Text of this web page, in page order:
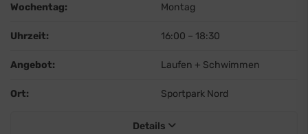
Wochentag: Montag
Uhrzeit: 16:00 – 18:30
Angebot: Laufen + Schwimmen
Ort: Sportpark Nord
Details